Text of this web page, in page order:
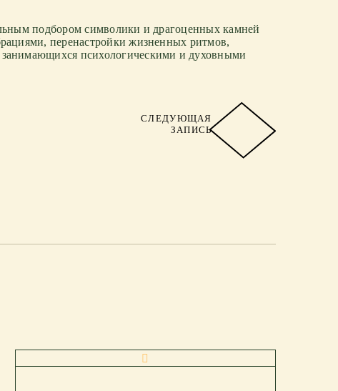
подбором символики и драгоценных камней
перенастройки жизненных ритмов,
психологическими и духовными
СЛЕДУЮЩАЯ
ЗАПИСЬ